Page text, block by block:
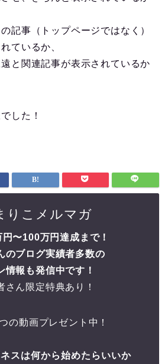
記事（トップページではなく）
ているか、
と関連記事が表示されているか
した！
りこメルマガ
円〜100万円達成まで！
のブログ実績者多数の
情報も発信中です！
さん限定特典あり！
の動画プレゼント中！
スは何から始めたらいいか